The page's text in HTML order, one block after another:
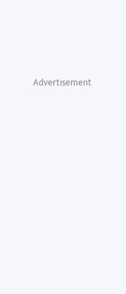
Advertisement